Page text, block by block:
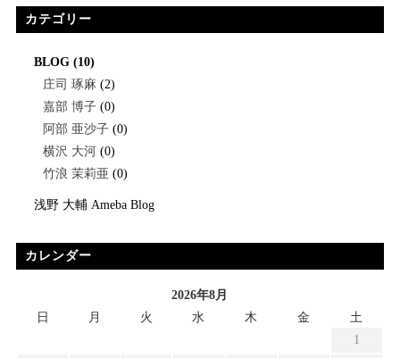
カテゴリー
BLOG(10)
庄司 琢麻 (2)
嘉部 博子(0)
阿部 亜沙子(0)
横沢 大河(0)
竹浪 茉莉亜 (0)
浅野 大輔 Ameba Blog
カレンダー
2026年8月
日
月 火 水 木 金
土
1